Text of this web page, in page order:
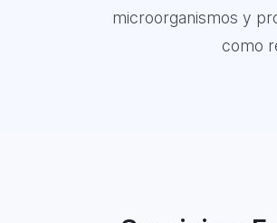
microorganismos y
como